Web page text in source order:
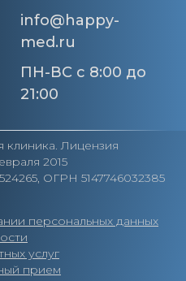
info@happy-
med.ru
ПН-ВС с 8:00 до
21:00
клиника. Лицензия
2015
ОГРН 5147746032385
персональных данных
услуг
прием